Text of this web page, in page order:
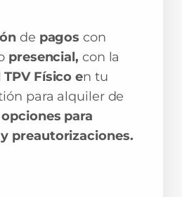
de pagos con
presencial, con la
Físico en tu
para alquiler de
para
preautorizaciones.